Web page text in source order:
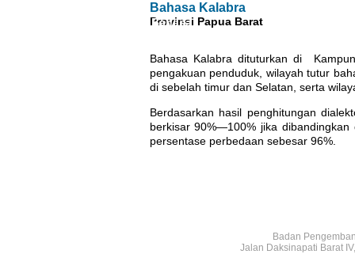
Ihwal Pemetaan Bahasa
Bahasa Kalabra
Provinsi Papua Barat
Bahasa Kalabra dituturkan di
pengakuan penduduk, wilayah tutur
di sebelah timur dan Selatan, serta
Berdasarkan hasil penghitungan
berkisar 90%—100% jika
persentase perbedaan sebesar 96%.
Badan
Jalan Daksinapati Barat